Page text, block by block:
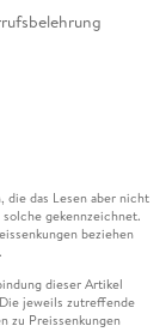
die das Lesen aber nicht
gekennzeichnet.
beziehen
dieser Artikel
jeweils zutreffende
zu Preissenkungen